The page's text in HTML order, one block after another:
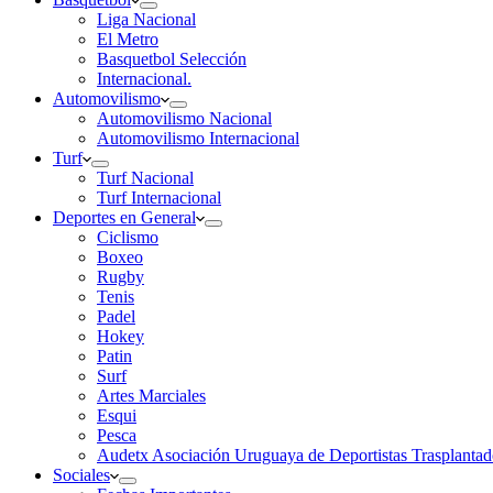
Liga Nacional
El Metro
Basquetbol Selección
Internacional.
Automovilismo
Automovilismo Nacional
Automovilismo Internacional
Turf
Turf Nacional
Turf Internacional
Deportes en General
Ciclismo
Boxeo
Rugby
Tenis
Padel
Hokey
Patin
Surf
Artes Marciales
Esqui
Pesca
Audetx Asociación Uruguaya de Deportistas
Sociales